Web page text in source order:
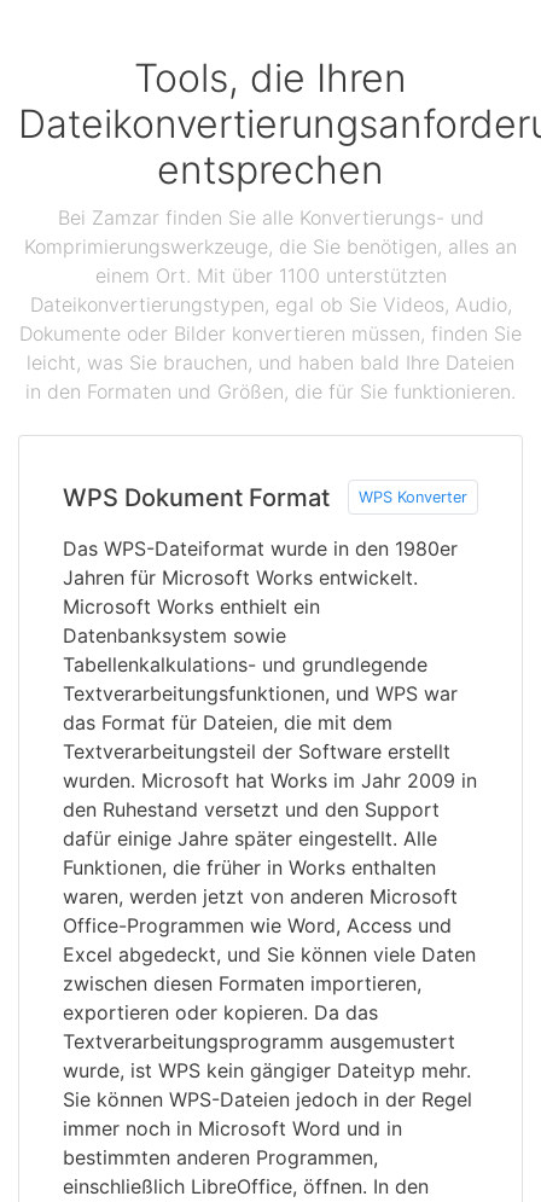
Tools, die Ihren
entsprechen
Bei Zamzar finden Sie alle Konvertierungs- und
Komprimierungswerkzeuge, die Sie benötigen, alles an
einem Ort. Mit über 1100 unterstützten
Dateikonvertierungstypen, egal ob Sie Videos, Audio,
Dokumente oder Bilder konvertieren müssen, finden Sie
leicht, was Sie brauchen, und haben bald Ihre Dateien
in den Formaten und Größen, die für Sie funktionieren.
WPS Dokument Format WPS Konverter
Das WPS-Dateiformat wurde in den 1980er
Jahren für Microsoft Works entwickelt.
Microsoft Works enthielt ein
Datenbanksystem sowie
Tabellenkalkulations- und grundlegende
Textverarbeitungsfunktionen, und WPS war
das Format für Dateien, die mit dem
Textverarbeitungsteil der Software erstellt
wurden. Microsoft hat Works im Jahr 2009 in
den Ruhestand versetzt und den Support
dafür einige Jahre später eingestellt. Alle
Funktionen, die früher in Works enthalten
waren, werden jetzt von anderen Microsoft
Office-Programmen wie Word, Access und
Excel abgedeckt, und Sie können viele Daten
zwischen diesen Formaten importieren,
exportieren oder kopieren. Da das
Textverarbeitungsprogramm ausgemustert
wurde, ist WPS kein gängiger Dateityp mehr.
Sie können WPS-Dateien jedoch in der Regel
immer noch in Microsoft Word und in
bestimmten anderen Programmen,
einschließlich LibreOffice, öffnen. In den